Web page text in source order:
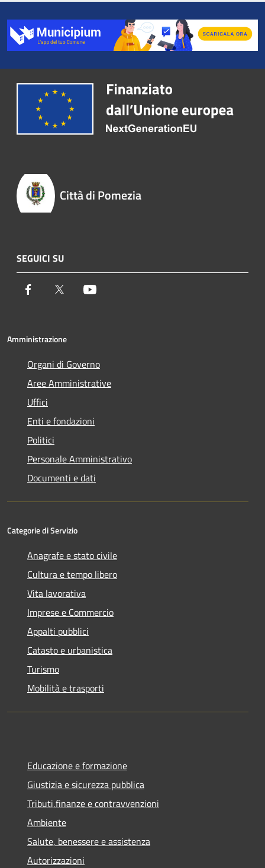
Città di Pomezia
SEGUICI SU
Facebook Twitter
Amministrazione
Organi di Governo
Aree Amministrative
Uffici
Enti e fondazioni
Politici
Personale Amministrativo
Documenti e dati
Categorie di Servizio
Anagrafe e stato civile
Cultura e tempo libero
Vita lavorativa
Imprese e Commercio
Appalti pubblici
Catasto e urbanistica
Turismo
Mobilità e trasporti
Educazione e formazione
Giustizia e sicurezza pubblica
Tributi,finanze e contravvenzioni
Ambiente
Salute, benessere e assistenza
Autorizzazioni